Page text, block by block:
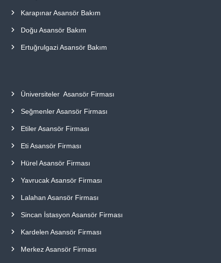
Karapınar Asansör Bakım
Doğu Asansör Bakım
Ertuğrulgazi Asansör Bakım
Üniversiteler Asansör Firması
Seğmenler Asansör Firması
Etiler Asansör Firması
Eti Asansör Firması
Hürel Asansör Firması
Yavrucak Asansör Firması
Lalahan Asansör Firması
Sincan İstasyon Asansör Firması
Kardelen Asansör Firması
Merkez Asansör Firması